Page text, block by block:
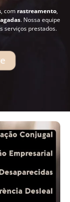
, com rastreamento,
. Nossa equipe
serviços prestados.